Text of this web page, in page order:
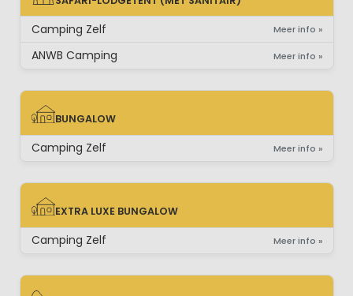
SAFARI-LODGETENT (MET SANITAIR)
Camping Zelf Meer info »
ANWB Camping Meer info »
BUNGALOW
BUNGALOW
Camping Zelf Meer info »
EXTRA LUXE BUNGALOW
EXTRA LUXE BUNGALOW
Camping Zelf Meer info »